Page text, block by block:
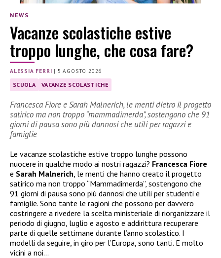
NEWS
Vacanze scolastiche estive
troppo lunghe, che cosa fare?
ALESSIA FERRI | 5 AGOSTO 2026
SCUOLA VACANZE SCOLASTICHE
Francesca Fiore e Sarah Malnerich, le menti dietro il progetto
satirico ma non troppo “mammadimerda”, sostengono che 91
giorni di pausa sono più dannosi che utili per ragazzi e
famiglie
Le vacanze scolastiche estive troppo lunghe possono
nuocere in qualche modo ai nostri ragazzi? Francesca Fiore
e Sarah Malnerich , le menti che hanno creato il progetto
satirico ma non troppo “Mammadimerda”, sostengono che
91 giorni di pausa sono più dannosi che utili per studenti e
famiglie. Sono tante le ragioni che possono per davvero
costringere a rivedere la scelta ministeriale di riorganizzare il
periodo di giugno, luglio e agosto e addirittura recuperare
parte di quelle settimane durante l’anno scolastico. I
modelli da seguire, in giro per l’Europa, sono tanti. E molto
vicini a noi…